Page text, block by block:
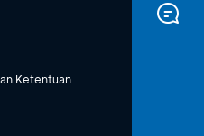
Ketentuan